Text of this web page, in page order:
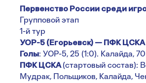
Первенство России среди
Групповой этап
1-й тур
УОР-5 (Егорьевск) — ПФК ЦСКА
Голы: УОР-5, 25 (1:0). Калайда, 70
ПФК ЦСКА(стартовый состав):
Мудрак, Польщиков, Калайда,